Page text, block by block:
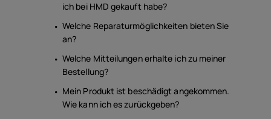
ich bei HMD gekauft habe?
Welche Reparaturmöglichkeiten bieten Sie
an?
Welche Mitteilungen erhalte ich zu meiner
Bestellung?
Mein Produkt ist beschädigt angekommen.
Wie kann ich es zurückgeben?